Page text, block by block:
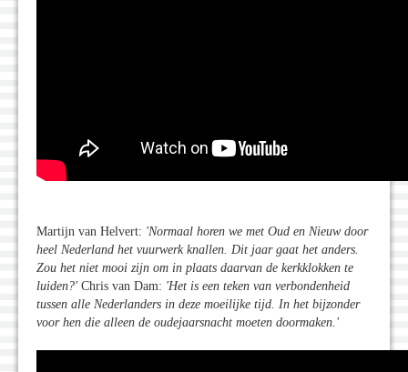
Martijn van Helvert: 'Normaal horen we met Oud en Nieuw door
heel Nederland het vuurwerk knallen. Dit jaar gaat het anders.
Zou het niet mooi zijn om in plaats daarvan de kerkklokken te
luiden?' Chris van Dam: 'Het is een teken van verbondenheid
tussen alle Nederlanders in deze moeilijke tijd. In het bijzonder
voor hen die alleen de oudejaarsnacht moeten doormaken.'